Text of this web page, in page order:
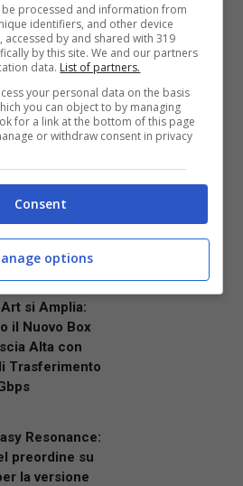
di Elon Musk è
si Amplia:
il Nuovo Box
Alta con
Trasferimento
Resonance:
preordine su
la versione
processed and information from
identifiers, and other device
by and shared with 319
by this site. We and our partners
data. List of partners.
your personal data on the basis
you can object to by managing
for a link at the bottom of this page
or withdraw consent in privacy
Consent
options